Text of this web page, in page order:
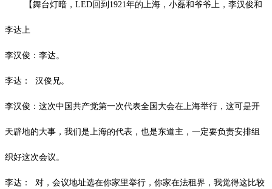
【舞台灯暗， LED回到1921年的上海，小磊和爷爷上，李汉俊和
李达上
李汉俊：李达。
李达： 汉俊兄。
李汉俊：这次中国共产党第一次代表全国大会在上海举行，这可是开
天辟地的大事，我们是上海的代表，也是东道主，一定要负责安排组
织好这次会议。
李达： 对，会议地址选在你家里举行，你家在法租界，我觉得这比较